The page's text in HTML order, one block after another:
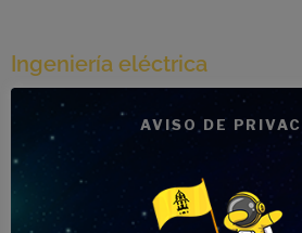
Ingeniería eléctrica
El salario medio inicial es de
, con crecimiento
como la energía renovable o
industrial.
AVISO DE